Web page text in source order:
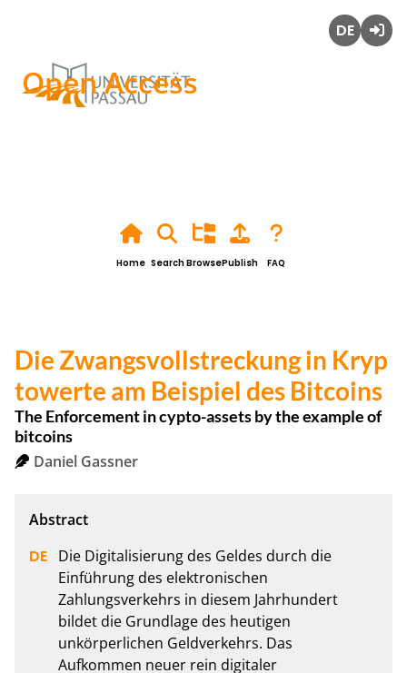
Open Access
Home SearchBrowsePublish FAQ
Die Zwangsvollstreckung in Kryp
towerte am Beispiel des Bitcoins
The Enforcement in cypto-assets by the example of
bitcoins
Daniel Gassner
Die Digitalisierung des Geldes durch die
Einführung des elektronischen
Zahlungsverkehrs in diesem Jahrhundert
bildet die Grundlage des heutigen
unkörperlichen Geldverkehrs. Das
Aufkommen neuer rein digitaler